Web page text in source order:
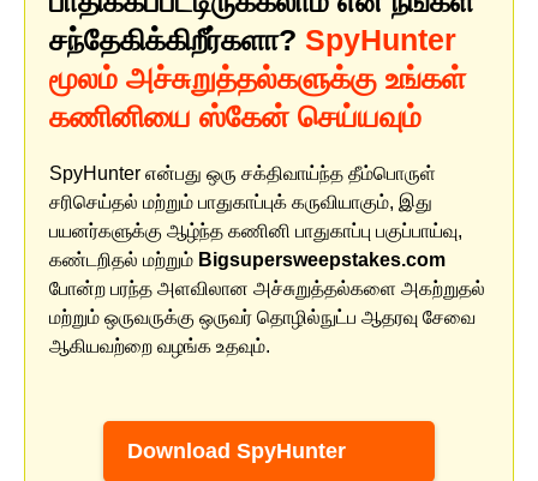
சந்தேகிக்கிறீர்களா? SpyHunter
மூலம் அச்சுறுத்தல்களுக்கு உங்கள்
கணினியை ஸ்கேன் செய்யவும்
SpyHunter என்பது ஒரு சக்திவாய்ந்த தீம்பொருள்
சரிசெய்தல் மற்றும் பாதுகாப்புக் கருவியாகும், இது
பயனர்களுக்கு ஆழ்ந்த கணினி பாதுகாப்பு பகுப்பாய்வு,
கண்டறிதல் மற்றும் Bigsupersweepstakes.com
போன்ற பரந்த அளவிலான அச்சுறுத்தல்களை அகற்றுதல்
மற்றும் ஒருவருக்கு ஒருவர் தொழில்நுட்ப ஆதரவு சேவை
ஆகியவற்றை வழங்க உதவும்.
Download SpyHunter